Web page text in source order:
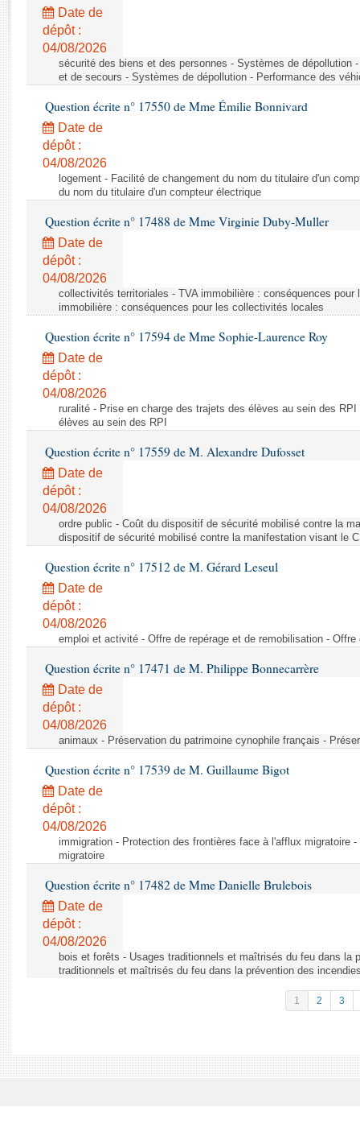
Rapports législatifs
Rapports sur l'application des lois
Baromètre de l’application des lois
Dossiers législatifs
Budget et sécurité sociale
Questions écrites et orales
Comptes rendus des débats
Date de
dépôt :
04/08/2026
sécurité des biens et des personnes - Systèmes de dépollution
et de secours - Systèmes de dépollution - Performance des
Question écrite n° 17550 de Mme Émilie Bonnivard
Date de
dépôt :
04/08/2026
logement - Facilité de changement du nom du titulaire d'un
du nom du titulaire d'un compteur électrique
Question écrite n° 17488 de Mme Virginie Duby-Muller
Date de
dépôt :
04/08/2026
collectivités territoriales - TVA immobilière : conséquences
immobilière : conséquences pour les collectivités locales
Question écrite n° 17594 de Mme Sophie-Laurence Roy
Date de
dépôt :
04/08/2026
ruralité - Prise en charge des trajets des élèves au sein des
élèves au sein des RPI
Question écrite n° 17559 de M. Alexandre Dufosset
Date de
dépôt :
04/08/2026
ordre public - Coût du dispositif de sécurité mobilisé contre la
dispositif de sécurité mobilisé contre la manifestation visant le
Question écrite n° 17512 de M. Gérard Leseul
Date de
dépôt :
04/08/2026
emploi et activité - Offre de repérage et de remobilisation -
Question écrite n° 17471 de M. Philippe Bonnecarrère
Date de
dépôt :
04/08/2026
animaux - Préservation du patrimoine cynophile français -
Question écrite n° 17539 de M. Guillaume Bigot
Date de
dépôt :
04/08/2026
immigration - Protection des frontières face à l'afflux migratoire
migratoire
Question écrite n° 17482 de Mme Danielle Brulebois
Date de
dépôt :
04/08/2026
bois et forêts - Usages traditionnels et maîtrisés du feu dans la
traditionnels et maîtrisés du feu dans la prévention des
1 2 3